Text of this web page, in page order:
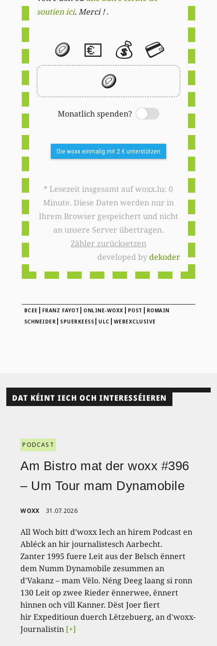
soutien ici. Merci ! .
🪙 💶 💰 💳
🪙
Monatlich spenden?
Switch
Die woxx einmalig mit 2 € unterstützen
* Lesezeit insgesamt auf woxx.lu: 0
Minute. Diese Daten werden nur in
Ihrem Browser gespeichert und nicht
an unsere Server übertragen.
Zähler zurücksetzen
developed bydekoder
BCEE | FRANZ FAYOT | ONLINE-WOXX | POST | ROMAIN
SCHNEIDER | SPUERKEESS | ULC | WEBEXCLUSIVE
DAT KÉINT IECH OCH INTERESSÉIEREN
PODCAST
Am Bistro mat der woxx #396
– Um Tour mam Dynamobile
WOXX 31.07.2026
All Woch bitt d’woxx Iech an hirem Podcast en
Abléck an hir journalistesch Aarbecht.
Zanter 1995 fuere Leit aus der Belsch ënnert
dem Numm Dynamobile zesummen an
d'Vakanz – mam Vëlo. Néng Deeg laang si ronn
130 Leit op zwee Rieder ënnerwee, ënnert
hinnen och vill Kanner. Dëst Joer fiert
hir Expeditioun duerch Lëtzebuerg, an d'woxx-
Journalistin [+]